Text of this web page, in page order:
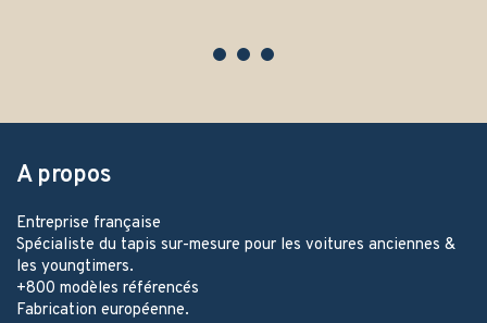
A propos
Entreprise française
Spécialiste du tapis sur-mesure pour les voitures anciennes &
les youngtimers.
+800 modèles référencés
Fabrication européenne.